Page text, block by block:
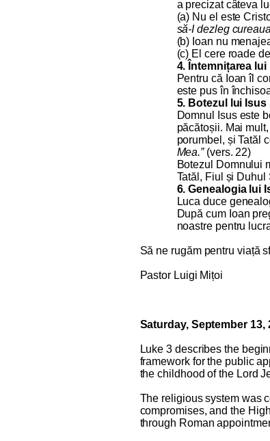
a precizat câteva
(a) Nu el este
să-I dezleg
(b) Ioan nu
(c) El cere roade
4. Întemnițarea lui
Pentru că Ioan îl
este pus în
5. Botezul lui Isus
Domnul Isus este
păcătoșii. Mai
porumbel, și Tatăl
Mea.”(vers. 22)
Botezul Domnului
Tatăl, Fiul și Duhul
6. Genealogia lui
Luca duce
După cum Ioan
noastre pentru
Să ne rugăm pentru viață
Pastor Luigi Mițoi
Saturday, September 13,
Luke 3 describes the
framework for the public
the childhood of the Lord
The religious system was
compromises, and the
through Roman